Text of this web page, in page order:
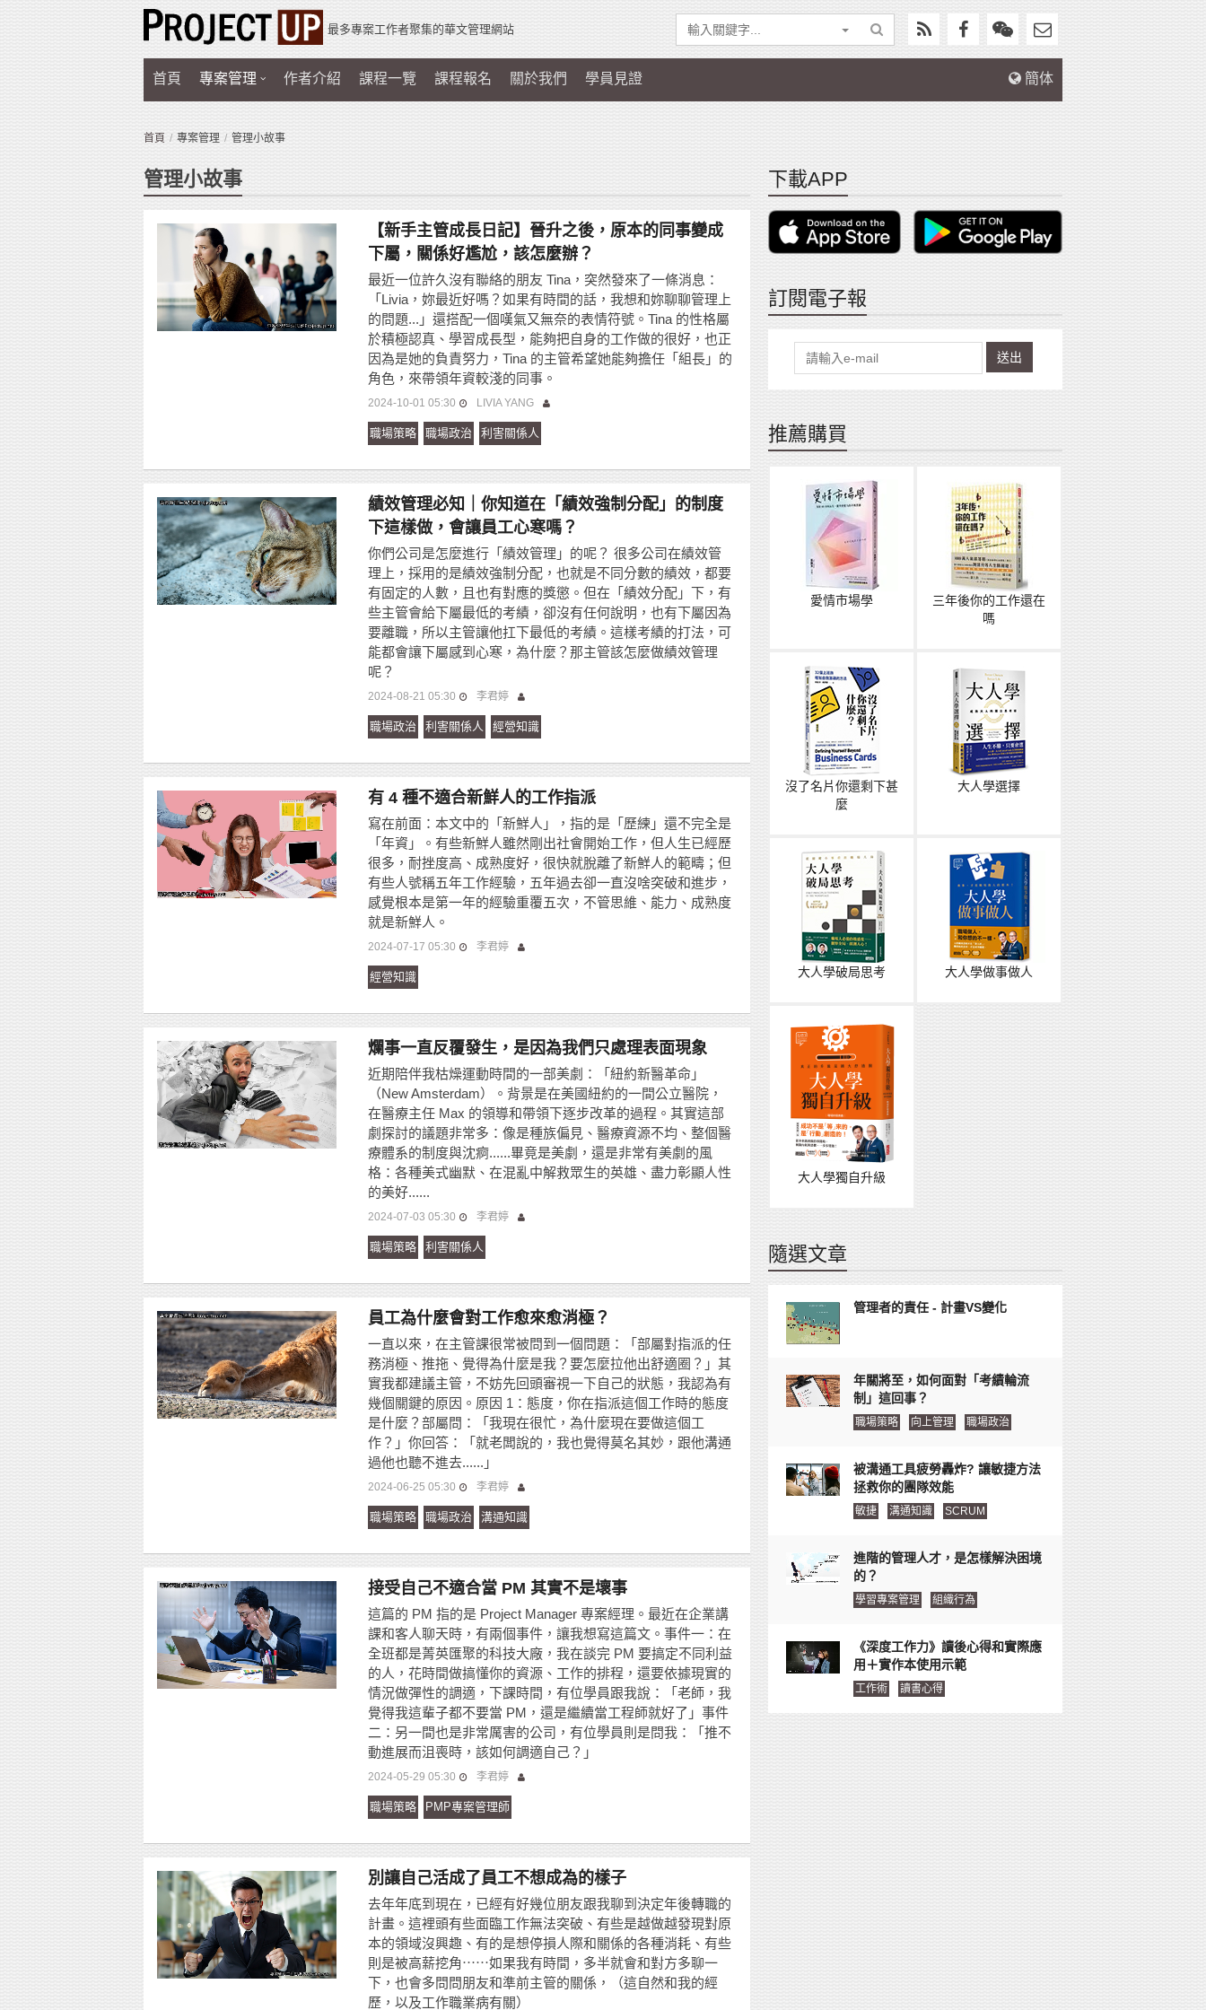
最多專案工作者聚集的華文管理網站
首頁 專案管理 作者介紹 課程一覽 課程報名 關於我們 學員見證 簡体
首頁 專案管理 管理小故事
管理小故事
【新手主管成長日記】晉升之後，原本的同事變成
下屬，關係好尷尬，該怎麼辦？
最近一位許久沒有聯絡的朋友 Tina，突然發來了一條消息：
「Livia，妳最近好嗎？如果有時間的話，我想和妳聊聊管理上
的問題...」還搭配一個嘆氣又無奈的表情符號。Tina 的性格屬
於積極認真、學習成長型，能夠把自身的工作做的很好，也正
因為是她的負責努力，Tina 的主管希望她能夠擔任「組長」的
角色，來帶領年資較淺的同事。
2024-10-01 05:30 LIVIA YANG
職場策略 職場政治 利害關係人
績效管理必知｜你知道在「績效強制分配」的制度
下這樣做，會讓員工心寒嗎？
你們公司是怎麼進行「績效管理」的呢？ 很多公司在績效管
理上，採用的是績效強制分配，也就是不同分數的績效，都要
有固定的人數，且也有對應的獎懲。但在「績效分配」下，有
些主管會給下屬最低的考績，卻沒有任何說明，也有下屬因為
要離職，所以主管讓他扛下最低的考績。這樣考績的打法，可
能都會讓下屬感到心寒，為什麼？那主管該怎麼做績效管理
呢？
2024-08-21 05:30 李君婷
職場政治 利害關係人 經營知識
有 4 種不適合新鮮人的工作指派
寫在前面：本文中的「新鮮人」，指的是「歷練」還不完全是
「年資」。有些新鮮人雖然剛出社會開始工作，但人生已經歷
很多，耐挫度高、成熟度好，很快就脫離了新鮮人的範疇；但
有些人號稱五年工作經驗，五年過去卻一直沒啥突破和進步，
感覺根本是第一年的經驗重覆五次，不管思維、能力、成熟度
就是新鮮人。
2024-07-17 05:30 李君婷
經營知識
爛事一直反覆發生，是因為我們只處理表面現象
近期陪伴我枯燥運動時間的一部美劇：「紐約新醫革命」
（New Amsterdam）。背景是在美國紐約的一間公立醫院，
在醫療主任 Max 的領導和帶領下逐步改革的過程。其實這部
劇探討的議題非常多：像是種族偏見、醫療資源不均、整個醫
療體系的制度與沈痾......畢竟是美劇，還是非常有美劇的風
格：各種美式幽默、在混亂中解救眾生的英雄、盡力彰顯人性
的美好......
2024-07-03 05:30 李君婷
職場策略 利害關係人
員工為什麼會對工作愈來愈消極？
一直以來，在主管課很常被問到一個問題：「部屬對指派的任
務消極、推拖、覺得為什麼是我？要怎麼拉他出舒適圈？」其
實我都建議主管，不妨先回頭審視一下自己的狀態，我認為有
幾個關鍵的原因。原因 1：態度，你在指派這個工作時的態度
是什麼？部屬問：「我現在很忙，為什麼現在要做這個工
作？」你回答：「就老闆說的，我也覺得莫名其妙，跟他溝通
過他也聽不進去......」
2024-06-25 05:30 李君婷
職場策略 職場政治 溝通知識
接受自己不適合當 PM 其實不是壞事
這篇的 PM 指的是 Project Manager 專案經理。最近在企業講
課和客人聊天時，有兩個事件，讓我想寫這篇文。事件一：在
全班都是菁英匯聚的科技大廠，我在談完 PM 要搞定不同利益
的人，花時間做搞懂你的資源、工作的排程，還要依據現實的
情況做彈性的調適，下課時間，有位學員跟我說：「老師，我
覺得我這輩子都不要當 PM，還是繼續當工程師就好了」事件
二：另一間也是非常厲害的公司，有位學員則是問我：「推不
動進展而沮喪時，該如何調適自己？」
2024-05-29 05:30 李君婷
職場策略 PMP專案管理師
別讓自己活成了員工不想成為的樣子
去年年底到現在，已經有好幾位朋友跟我聊到決定年後轉職的
計畫。這裡頭有些面臨工作無法突破、有些是越做越發現對原
本的領域沒興趣、有的是想停損人際和關係的各種消耗、有些
則是被高薪挖角⋯⋯如果我有時間，多半就會和對方多聊一
下，也會多問問朋友和準前主管的關係，（這自然和我的經
歷，以及工作職業病有關）
下載APP
訂閱電子報
送出
推薦購買
愛情市場學
三年後你的工作還在
嗎
沒了名片你還剩下甚
麼
大人學選擇
大人學破局思考 大人學做事做人
大人學獨自升級
隨選文章
管理者的責任 - 計畫VS變化
年關將至，如何面對「考績輪流
制」這回事？
職場策略 向上管理 職場政治
被溝通工具疲勞轟炸? 讓敏捷方法
拯救你的團隊效能
敏捷 溝通知識 SCRUM
進階的管理人才，是怎樣解決困境
的？
學習專案管理 組織行為
《深度工作力》讀後心得和實際應
用＋實作本使用示範
工作術 讀書心得